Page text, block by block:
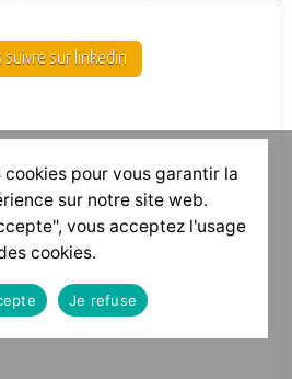
suivre sur linkedin
cookies pour vous garantir la
sur notre site web.
vous acceptez l'usage
cookies.
Je refuse